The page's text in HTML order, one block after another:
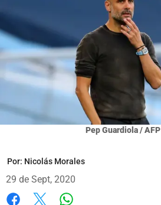
Pep Guardiola / AFP
Por: Nicolás Morales
29 de Sept, 2020